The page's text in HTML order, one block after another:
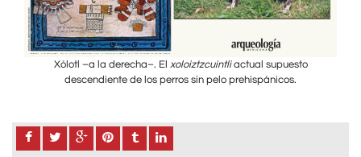
Xólotl –a la derecha–. El xoloiztzcuintliactual supuesto
descendiente de los perros sin pelo prehispánicos.